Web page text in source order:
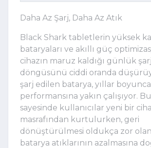
Daha Az Şarj, Daha Az Atık
Black Shark tabletlerin yüksek
bataryaları ve akıllı güç
cihazın maruz kaldığı günlük şarj
döngüsünü ciddi oranda
şarj edilen batarya, yıllar
performansına yakın çalışıyor.
sayesinde kullanıcılar yeni bir
masrafından kurtulurken, geri
dönüştürülmesi oldukça zor
batarya atıklarının azalmasına